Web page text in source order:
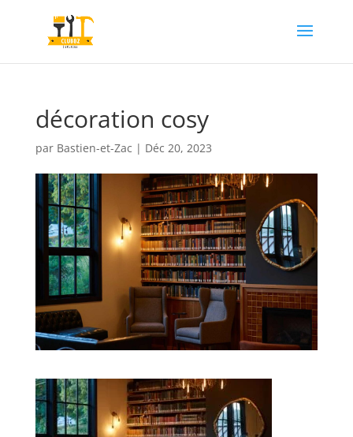
décoration cosy
par Bastien-et-Zac | Déc 20, 2023